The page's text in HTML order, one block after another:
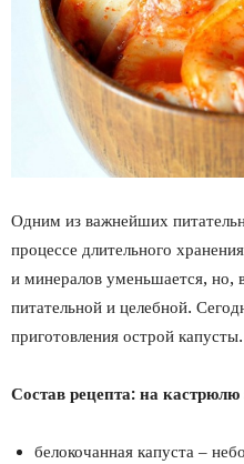
Одним из важнейших
процессе длительного
и минералов уменьшается, но,
питательной и целебной.
приготовления острой капусты.
Состав рецепта: на кастрюлю
белокочанная капуста –